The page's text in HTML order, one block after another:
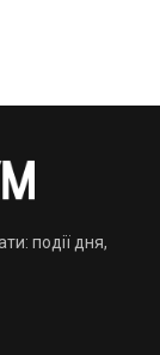
події дня,